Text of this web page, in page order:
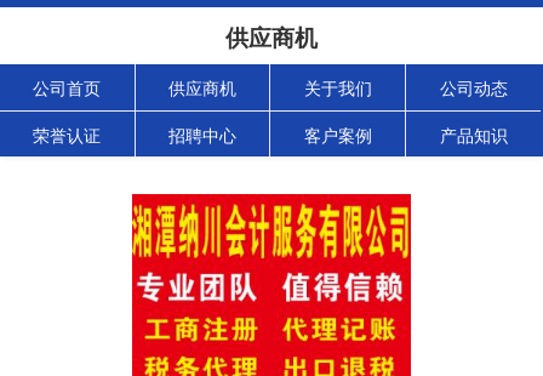
供应商机
公司首页 供应商机 关于我们 公司动态
荣誉认证 招聘中心 客户案例 产品知识